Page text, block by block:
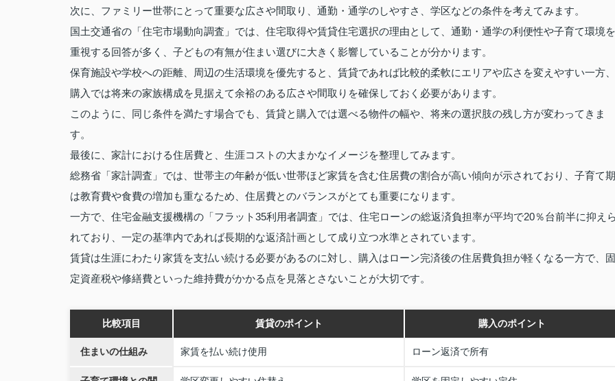
次に、ファミリー世帯にとって重要な広さや間取り、通勤・通学のしやすさ、学区などの条件を考えてみます。
国土交通省の「住宅市場動向調査」では、住宅取得や賃貸住宅選択の理由として、通勤・通学の利便性や子育て環境を
重視する回答が多く、子どもの有無が住まい選びに大きく影響していることが分かります。
保育施設や学校への距離、周辺の生活環境を優先すると、賃貸であれば比較的柔軟にエリアや広さを変えやすい一方、
購入では将来の家族構成を見据えて余裕のある広さや間取りを確保しておく必要があります。
このように、同じ条件を満たす場合でも、賃貸と購入では選べる物件の幅や、将来の選択肢の残し方が変わってきま
す。
最後に、家計における住居費と、生涯コストの大まかなイメージを整理してみます。
総務省「家計調査」では、世帯主の年齢が低い世帯ほど家賃を含む住居費の割合が高い傾向が示されており、子育て期
は教育費や食費の増加も重なるため、住居費とのバランスがとても重要になります。
一方で、住宅金融支援機構の「フラット35利用者調査」では、住宅ローンの総返済負担率が平均で20％台前半に抑え
れており、一定の基準内であれば長期的な返済計画として成り立つ水準とされています。
賃貸は生涯にわたり家賃を支払い続ける必要があるのに対し、購入はローン完済後の住居費負担が軽くなる一方で、固
定資産税や修繕費といった維持費がかかる点を見落とさないことが大切です。
比較項目 賃貸のポイント 購入のポイント
住まいの仕組み 家賃を払い続け使用 ローン返済で所有